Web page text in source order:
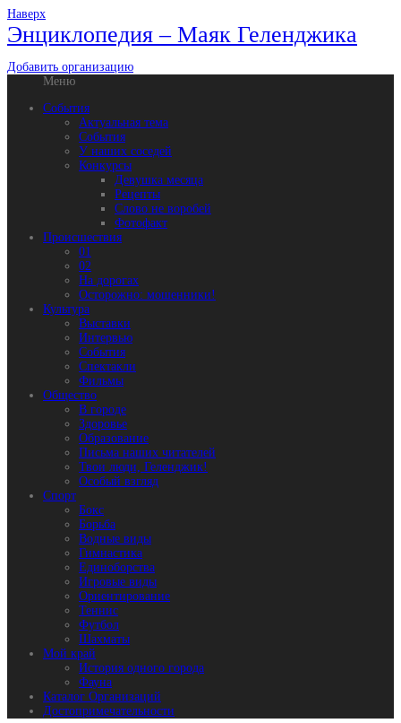
Наверх
Энциклопедия – Маяк Геленджика
Добавить организацию
Меню
События
Актуальная тема
События
У наших соседей
Конкурсы
Девушка месяца
Рецепты
Слово не воробей
Фотофакт
Происшествия
01
02
На дорогах
Осторожно: мошенники!
Культура
Выставки
Интервью
События
Спектакли
Фильмы
Общество
В городе
Здоровье
Образование
Письма наших читателей
Твои люди, Геленджик!
Особый взгляд
Спорт
Бокс
Борьба
Водные виды
Гимнастика
Единоборства
Игровые виды
Ориентирование
Теннис
Футбол
Шахматы
Мой край
История одного города
Фауна
Каталог Организаций
Достопримечательности